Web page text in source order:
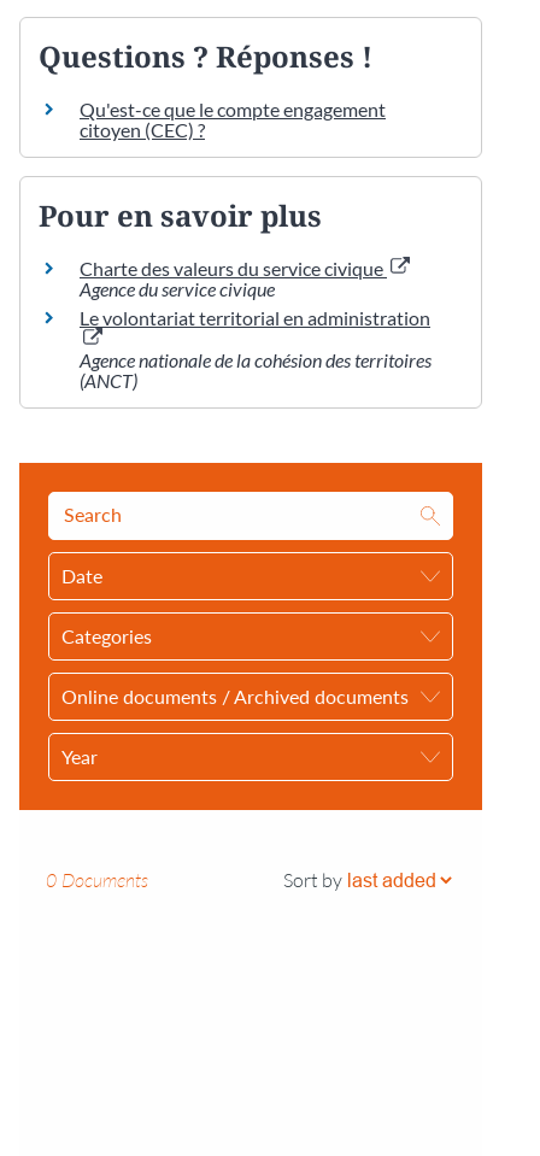
Questions ? Réponses !
Qu'est-ce que le compte engagement
citoyen (CEC) ?
Pour en savoir plus
Charte des valeurs du service civique
Agence du service civique
Le volontariat territorial en administration
Agence nationale de la cohésion des territoires
(ANCT)